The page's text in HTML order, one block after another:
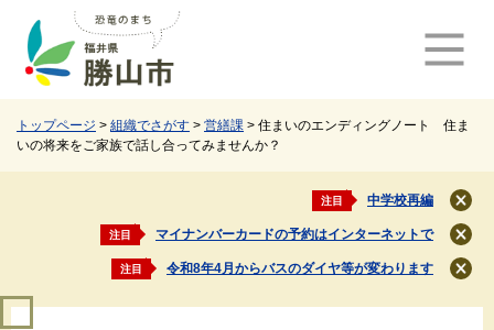
トップページ > 組織でさがす > 営繕課 > 住まいのエンディングノート 住ま
いの将来をご家族で話し合ってみませんか？
注目 中学校再編
閉
じ
る
注目 マイナンバーカードの予約はインターネットで
閉
じ
る
注目 令和8年4月からバスのダイヤ等が変わります
閉